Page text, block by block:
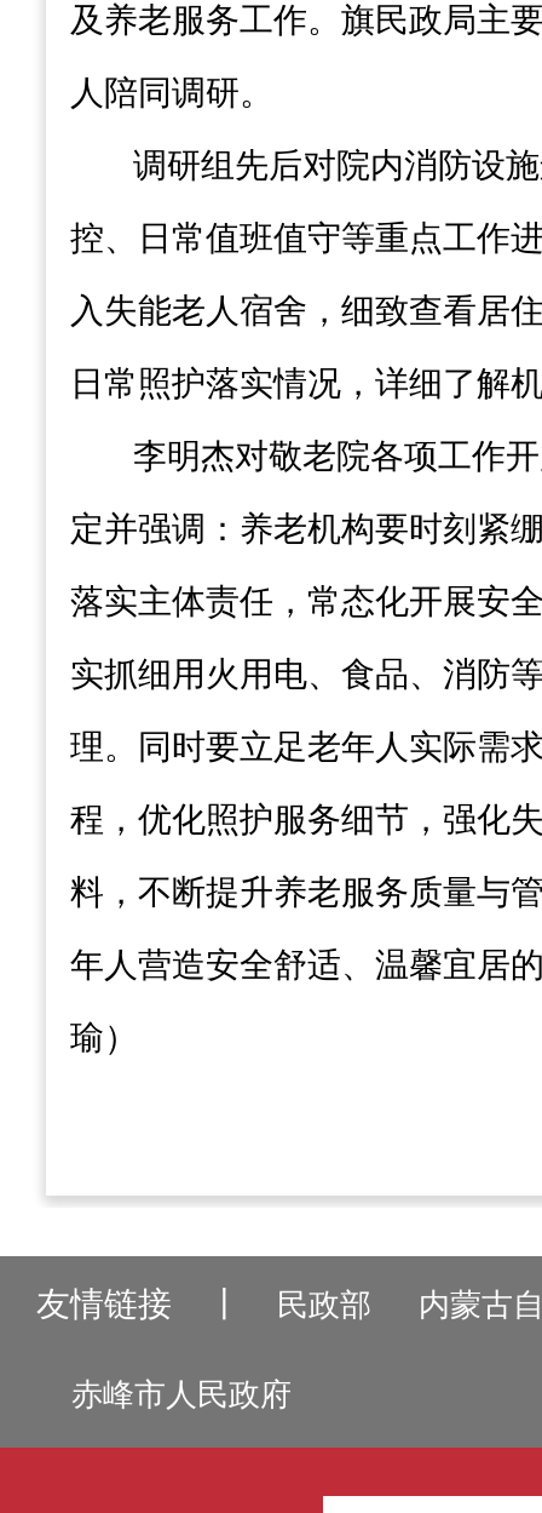
及养老服务工作。旗民政局主
人陪同调研。
调研组先后对院内消防设
控、日常值班值守等重点工作
入失能老人宿舍，细致查看居
日常照护落实情况，详细了解
李明杰对敬老院各项工作
定并强调：养老机构要时刻紧
落实主体责任，常态化开展安
实抓细用火用电、食品、消防
理。同时要立足老年人实际需
程，优化照护服务细节，强化
料，不断提升养老服务质量与
年人营造安全舒适、温馨宜居
瑜）
友情链接 民政部 内蒙古
赤峰市人民政府